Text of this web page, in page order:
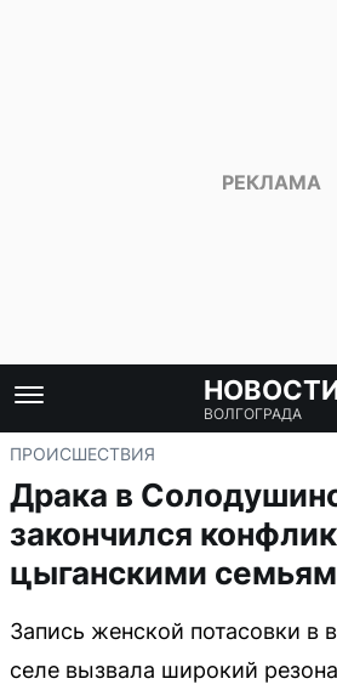
ВОЛГОГРАДА
ПРОИСШЕСТВИЯ
Драка в
закончился
цыганскими
Запись женской потасовки в
селе вызвала широкий